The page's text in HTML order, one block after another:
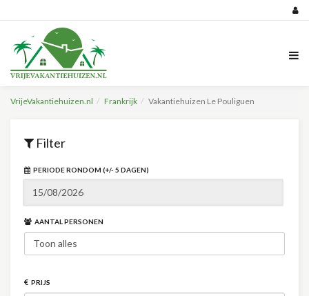
VrijeVakantiehuizen.nl Frankrijk Vakantiehuizen Le Pouliguen
Filter
PERIODE RONDOM (+/- 5 DAGEN)
AANTAL PERSONEN
PRIJS